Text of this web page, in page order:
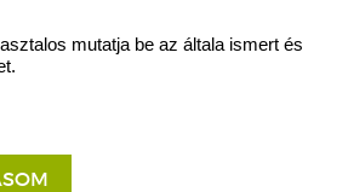
mutatja be az általa ismert és